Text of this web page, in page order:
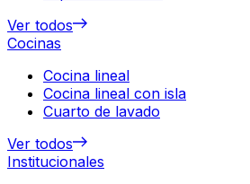
Ver todos
Cocinas
Cocina lineal
Cocina lineal con isla
Cuarto de lavado
Ver todos
Institucionales